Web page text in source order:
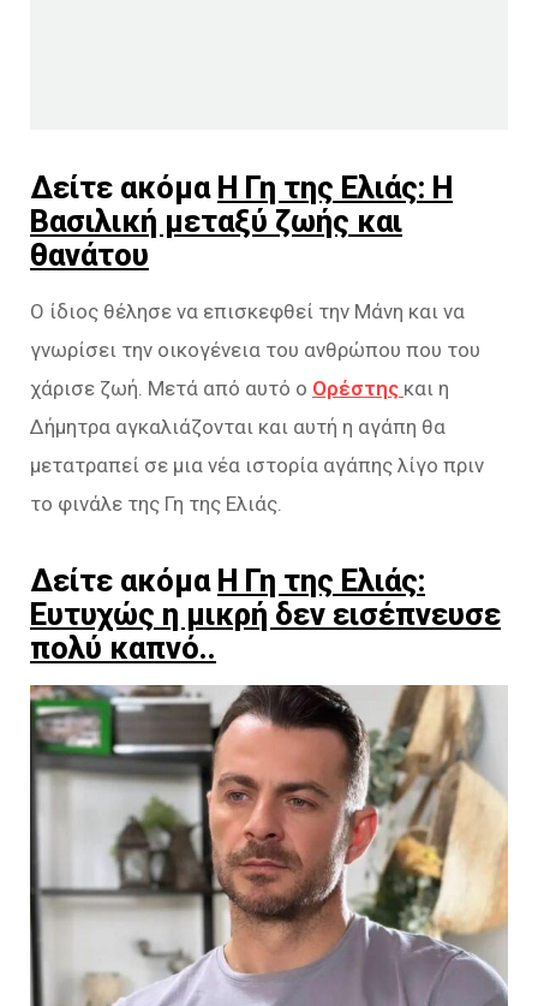
Δείτε ακόμα Η Γη της Ελιάς: Η
Βασιλική μεταξύ ζωής και
θανάτου
Ο ίδιος θέλησε να επισκεφθεί την Μάνη και να
γνωρίσει την οικογένεια του ανθρώπου που του
χάρισε ζωή. Μετά από αυτό ο Ορέστης και η
Δήμητρα αγκαλιάζονται και αυτή η αγάπη θα
μετατραπεί σε μια νέα ιστορία αγάπης λίγο πριν
το φινάλε της Γη της Ελιάς.
Δείτε ακόμα Η Γη της Ελιάς:
Ευτυχώς η μικρή δεν εισέπνευσε
πολύ καπνό..